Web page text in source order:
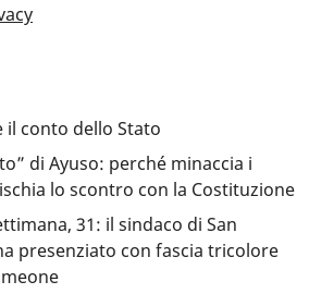
il conto dello Stato
di Ayuso: perché minaccia i
lo scontro con la Costituzione
31: il sindaco di San
presenziato con fascia tricolore